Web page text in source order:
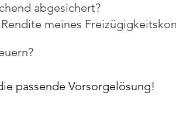
abgesichert?
meines
passende Vorsorgelösung!